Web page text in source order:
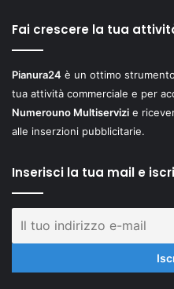
Fai crescere la tua
Pianura24 è un ottimo
tua attività commerciale e per
Numerouno Multiservizi e
alle inserzioni pubblicitarie.
Inserisci la tua mail e